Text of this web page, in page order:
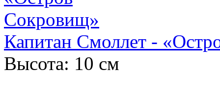
Капитан Смоллет -
Высота: 10 см